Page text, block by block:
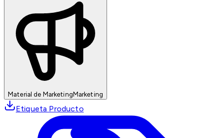
Material de MarketingMarketing
Etiqueta Producto